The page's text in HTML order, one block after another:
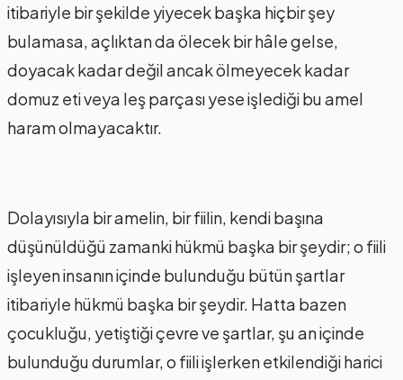
itibariyle bir şekilde yiyecek başka hiçbir şey
bulamasa, açlıktan da ölecek bir hâle gelse,
doyacak kadar değil ancak ölmeyecek kadar
domuz eti veya leş parçası yese işlediği bu amel
haram olmayacaktır.
Dolayısıyla bir amelin, bir fiilin, kendi başına
düşünüldüğü zamanki hükmü başka bir şeydir; o fiili
işleyen insanın içinde bulunduğu bütün şartlar
itibariyle hükmü başka bir şeydir. Hatta bazen
çocukluğu, yetiştiği çevre ve şartlar, şu an içinde
bulunduğu durumlar, o fiili işlerken etkilendiği harici